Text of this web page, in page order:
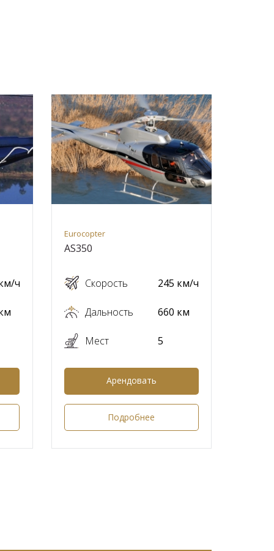
ч
Eurocopter
AS350
Скорость
Дальность
Мест
245 км/ч
660 км
5
Арендовать
Подробнее